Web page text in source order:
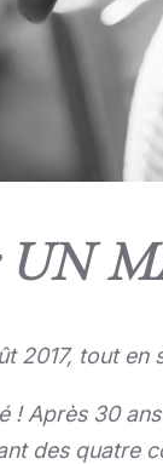
UN
2017, tout en
Après 30
des quatre